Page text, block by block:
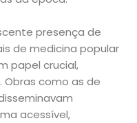
presença de
de medicina popular
papel crucial,
Obras como as de
acessível,